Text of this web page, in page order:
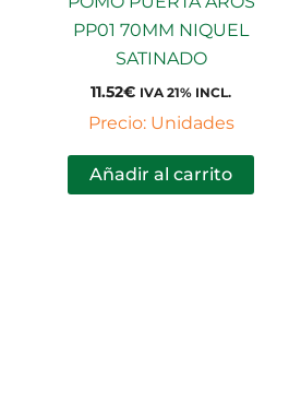
PP01 70MM NIQUEL
SATINADO
11.52€ IVA 21% INCL.
Precio: Unidades
Añadir al carrito